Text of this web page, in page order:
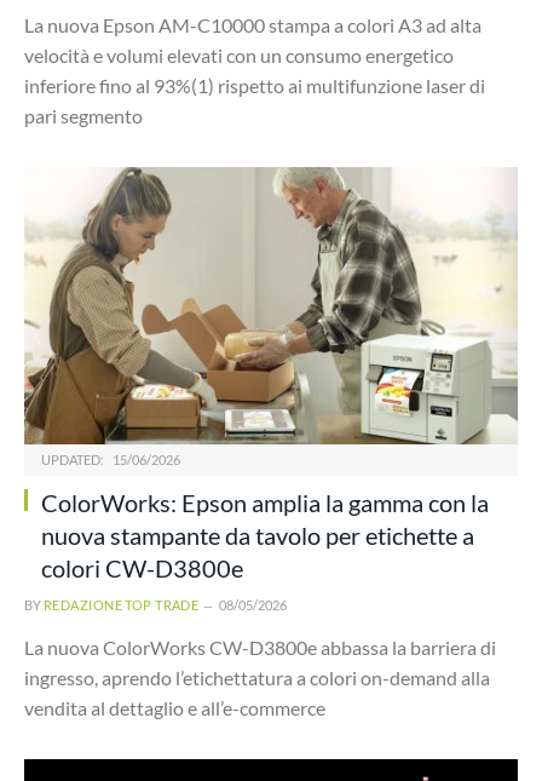
La nuova Epson AM-C10000 stampa a colori A3 ad alta
velocità e volumi elevati con un consumo energetico
inferiore fino al 93%(1) rispetto ai multifunzione laser di
pari segmento
UPDATED: 15/06/2026
ColorWorks: Epson amplia la gamma con la
nuova stampante da tavolo per etichette a
colori CW-D3800e
BY REDAZIONE TOP TRADE 08/05/2026
La nuova ColorWorks CW-D3800e abbassa la barriera di
ingresso, aprendo l’etichettatura a colori on-demand alla
vendita al dettaglio e all’e-commerce